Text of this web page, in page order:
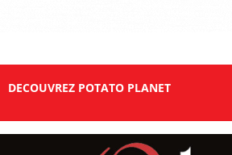
DECOUVREZ POTATO PLANET